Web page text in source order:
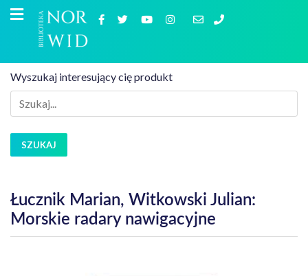
Wyszukaj interesujący cię produkt
SZUKAJ
Łucznik Marian, Witkowski Julian:
Morskie radary nawigacyjne